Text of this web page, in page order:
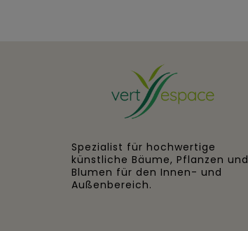
Spezialist für hochwertige
künstliche Bäume, Pflanzen und
Blumen für den Innen- und
Außenbereich.